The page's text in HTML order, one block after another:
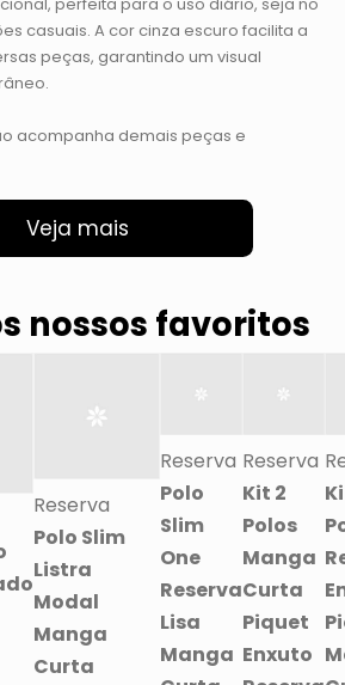
perfeita para o uso diário, seja no
casuais. A cor cinza escuro facilita a
peças, garantindo um visual
acompanha demais peças e
Veja mais
nossos favoritos
Reserva
Polo Slim
Listra
Modal
Manga
Curta
Reserva
Polo
Slim
One
Reserva
Lisa
Manga
Reserva
Kit 2
Polos
Manga
Curta
Piquet
Enxuto